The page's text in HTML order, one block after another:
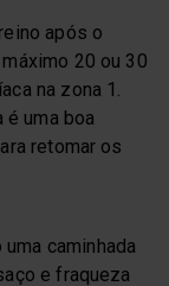
após o
20 ou 30
na zona 1.
uma boa
retomar os
caminhada
e fraqueza